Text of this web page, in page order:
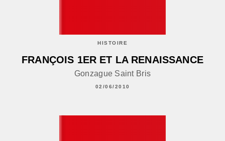
HISTOIRE
FRANÇOIS 1ER ET LA RENAISSANCE
Gonzague Saint Bris
02/06/2010